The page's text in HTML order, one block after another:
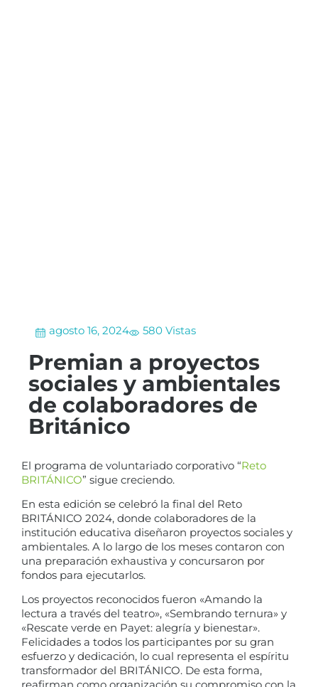
agosto 16, 2024 580 Vistas
Premian a proyectos
sociales y ambientales
de colaboradores de
Británico
El programa de voluntariado corporativo “Reto
BRITÁNICO” sigue creciendo.
En esta edición se celebró la final del Reto
BRITÁNICO 2024, donde colaboradores de la
institución educativa diseñaron proyectos sociales y
ambientales. A lo largo de los meses contaron con
una preparación exhaustiva y concursaron por
fondos para ejecutarlos.
Los proyectos reconocidos fueron «Amando la
lectura a través del teatro», «Sembrando ternura» y
«Rescate verde en Payet: alegría y bienestar».
Felicidades a todos los participantes por su gran
esfuerzo y dedicación, lo cual representa el espíritu
transformador del BRITÁNICO. De esta forma,